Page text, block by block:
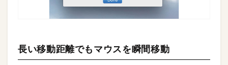
長い移動距離でもマウスを瞬間移動